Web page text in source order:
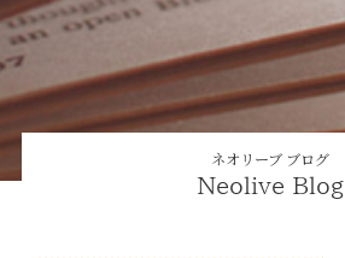
ネオリーブ ブログ
Neolive Blog